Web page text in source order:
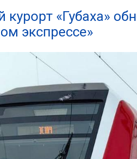
курорт «Губаха»
экспрессе»